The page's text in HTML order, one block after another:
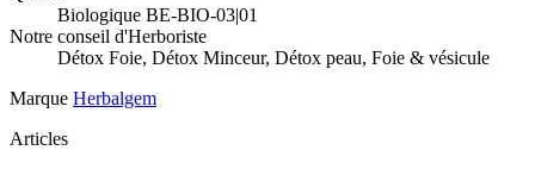
Biologique BE-BIO-03|01
Notre conseil d'Herboriste
Détox Foie, Détox Minceur, Détox peau, Foie & vésicule
Marque Herbalgem
Articles